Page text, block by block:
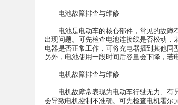
电池故障排查与维修
电池是电动车的核心部件，常见的故障
出现问题。可先检查电池连接线是否松动
电器是否正常工作，可将充电器插到其他同
另外，电池使用一段时间后容量会下降，若
电机故障排查与维修
电机故障常表现为电动车行驶无力、有
会导致电机控制不准确。可先检查电机霍尔